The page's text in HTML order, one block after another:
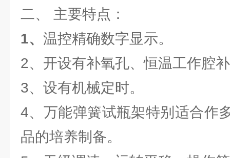
二、 主要特点：
1、 温控精确数字显示。
2、开设有补氧孔、恒温工作腔
3、设有机械定时。
4、万能弹簧试瓶架特别适合作
品的培养制备。